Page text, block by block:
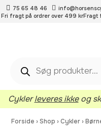
75 65 48 46
Fri fragt på ordrer over 499 krFragt
Cyklerleveres ikkeog
Forside ›Shop ›Cykler ›